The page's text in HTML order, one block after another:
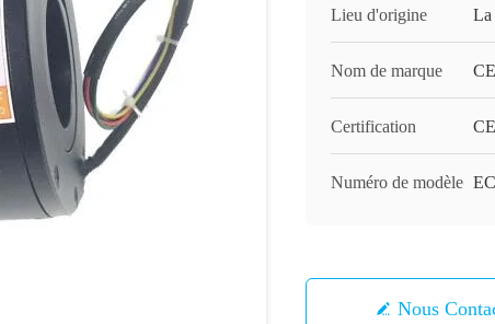
Lieu d'origine La
Nom de marque
Certification
Numéro de modèle
Nous